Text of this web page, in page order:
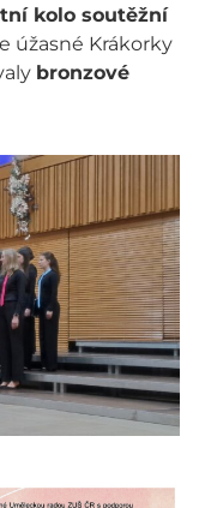
kolo soutěžní
úžasné Krákorky
bronzové